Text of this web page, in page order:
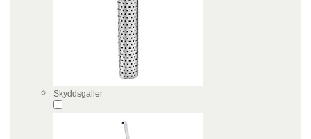
Skyddsgaller